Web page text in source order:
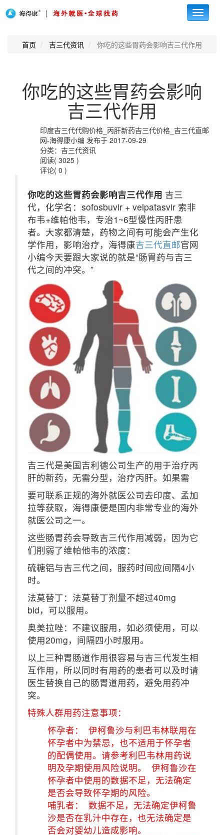
Toggle
首页 吉三代资讯 你吃的这些胃药会影响吉三代作用
你吃的这些胃药会影响
吉三代作用
印度吉三代代购价格_丙肝新药吉三代价格_吉三代直邮
网-海得康小编 发布于 2017-09-29
分类：吉三代资讯
阅读( 3025 )
评论( 0 )
你吃的这些胃药会影响吉三代作用 吉三
代，化学名：sofosbuvir + velpatasvir 索非
布韦+维帕他韦，专治1~6型慢性丙肝患
者。大家都清楚，药物之间有可能会产生化
学作用，影响治疗，海得康吉三代直邮官网
小编今天要跟大家说的就是“肠胃药与吉三
代之间的冲突。”
吉三代是美国吉利德公司生产的用于治疗丙
肝的新药，无需分型，治疗丙肝。如果需
要可联系正规的海外就医公司去印度、孟加
拉等获取，海得康便是国内非常专业的海外
就医公司之一。
这些肠胃药会导致吉三代作用减弱，因为它
们削弱了维帕他韦的浓度：
硫糖铝与吉三代之间，服药时间应间隔4小
时。
法莫替丁：法莫替丁剂量不超过40mg
bid，可以服用。
奥美拉唑：不建议服用，如必须使用，可以
使用20mg，间隔四小时服用。
以上三种胃肠道作用很容易与吉三代发生相
互作用，所以同时有用药的患者可以及时请
医生替换自己的肠胃道用药，避免用药冲
突。
特殊人群用药注意事项：
怀孕者： 伊柯鲁沙与利巴韦林联用在
怀孕者中为禁忌，也不适用于怀孕者
的配偶使用。请参考利巴韦林用药说
明及孕期使用风险说明。 伊柯鲁沙在
怀孕者中使用的数据不足，无法确定
是否会导致怀孕期的风险。
哺乳者： 数据不足，无法确定伊柯鲁
沙是否在乳汁中存在，也无法确定是
否会对婴幼儿造成影响。